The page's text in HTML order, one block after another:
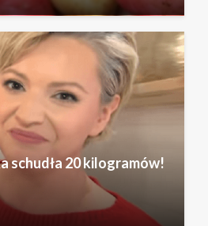
schudła 20 kilogramów!